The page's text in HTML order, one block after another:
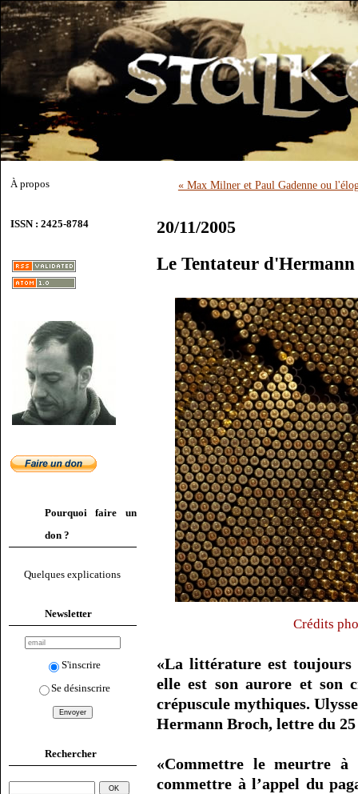
À propos
ISSN : 2425-8784
Pourquoi faire un
don ?
Quelques explications
Newsletter
S'inscrire
Se désinscrire
Rechercher
« Max Milner et Paul Gadenne ou
20/11/2005
Le Tentateur
Crédits
«La littérature est
elle est son aurore et son
crépuscule mythiques.
Hermann Broch, lettre du
«Commettre le meurtre à
commettre à l’appel du